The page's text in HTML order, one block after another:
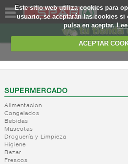
Este sitio web utiliza cookies para
usuario, se aceptarán las cookies
pulsa en aceptar.
ACEPTAR
SOMOS
WEB
EJEMPLO
SUPERMERCADO
Alimentacion
Congelados
Bebidas
Mascotas
Droguería y Limpieza
Higiene
Bazar
Frescos